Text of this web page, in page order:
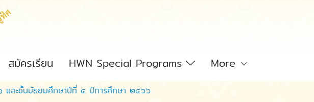
สมัครเรียน HWN Special Programs More
และชั้นมัธยมศึกษาปีที่ ๔ ปีการศึกษา ๒๕๖๖